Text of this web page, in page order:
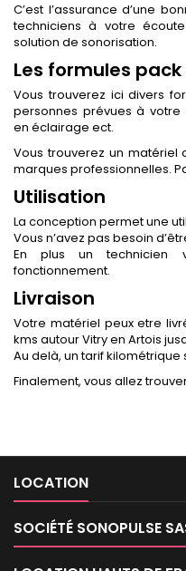
C’est l’assurance d’une
techniciens à votre
solution de sonorisation.
Les formules pack
Vous trouverez ici divers
personnes prévues à
en éclairage ect.
Vous trouverez un
marques professionnelles.
Utilisation
La conception permet une
Vous n’avez pas besoin
En plus un technicien
fonctionnement.
Livraison
Votre matériel peux etre
kms autour Vitry en Artois
Au delà, un tarif kilométrique
Finalement, vous allez
LOCATION
SOCIÉTÉ SONOPULSE